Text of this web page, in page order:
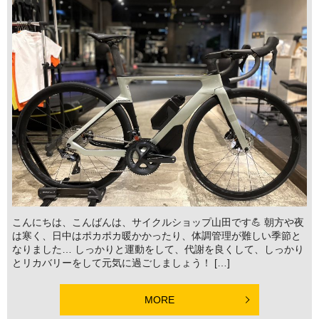
こんにちは、こんばんは、サイクルショップ山田です💪 朝方や夜
は寒く、日中はポカポカ暖かかったり、体調管理が難しい季節と
なりました… しっかりと運動をして、代謝を良くして、しっかり
とリカバリーをして元気に過ごしましょう！ […]
MORE